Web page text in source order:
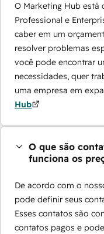
O Marketing Hub está
Professional e
caber em um
resolver problemas
você pode encontrar
necessidades, quer
uma empresa em
Hub
O que são
funciona os
De acordo com o
pode definir seus
Esses contatos são
contatos pagos e